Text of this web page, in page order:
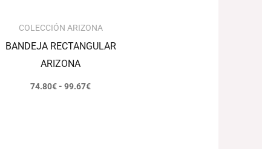
COLECCIÓN ARIZONA
BANDEJA RECTANGULAR
ARIZONA
74.80€- 99.67€